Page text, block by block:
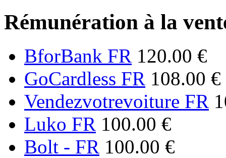
Rémunération à la
BforBank FR 120.00 €
GoCardless FR 108.00 €
Vendezvotrevoiture FR
Luko FR 100.00 €
Bolt - FR 100.00 €